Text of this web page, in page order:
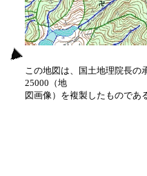
この地図は、国土地理院長の
25000（地
図画像）を複製したもので